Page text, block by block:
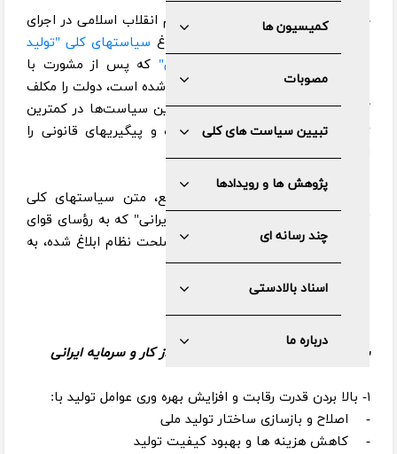
کمیسیون ها
مصوبات
تبیین سیاست های کلی
پژوهش ها و رویدادها
چند رسانه ای
اسناد بالادستی
درباره ما
حضرت آیت الله خامنه ای رهبر معظم انقلاب اسلامی در اجرای
سیاستهای کلی "تولید
ملی، حمایت از کار و سرمایه ایرانی" که پس از مشورت با
مجمع تشخیص مصلحت نظام تعیین شده است، دولت را مکلف
کردند برای تسریع در عملیاتی کردن این سیاست‌ها در کمترین
زمان ممکن، راهکارها را تنظیم کرده و پیگیریهای قانونی را
انجام دهد
به گزارش پایگاه اطلاع رسانی مجمع، متن سیاستهای کلی
"تولید ملی، حمایت از کار و سرمایه ایرانی" که به رؤسای قوای
سه گانه و رئیس مجمع تشخیص مصلحت نظام ابلاغ شده، به
شرح زیر است:
سیاست‌ های کلی تولید ملی، حمایت از کار و سرمایه ایرانی
۱- بالا بردن قدرت رقابت و افزایش بهره ‌وری عوامل تولید با:
- اصلاح و بازسازی ساختار تولید ملی
- کاهش هزینه‌ ها و بهبود کیفیت تولید